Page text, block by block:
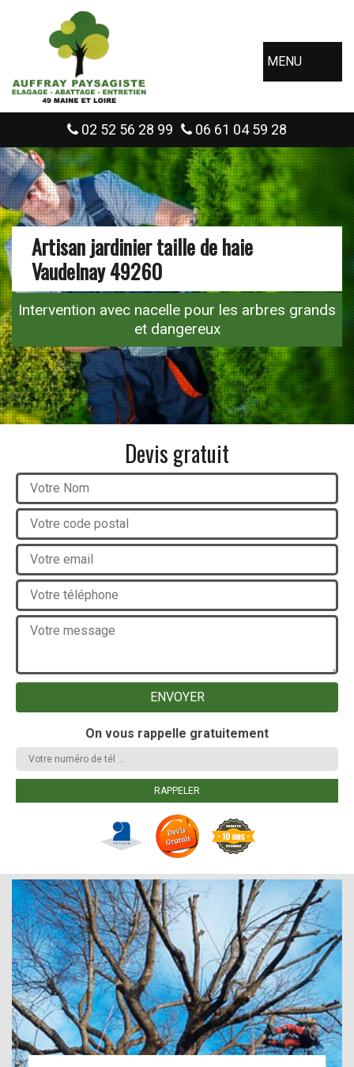
MENU
02 52 56 28 99 06 61 04 59 28
Artisan jardinier taille de haie
Vaudelnay 49260
Intervention avec nacelle pour les arbres grands
et dangereux
Devis gratuit
On vous rappelle gratuitement